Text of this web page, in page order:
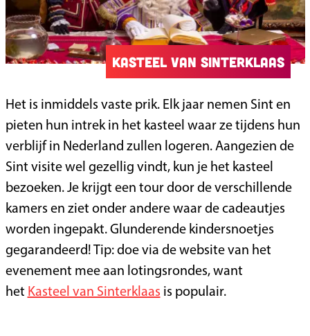
Kasteel van Sinterklaas
Het is inmiddels vaste prik. Elk jaar nemen Sint en
pieten hun intrek in het kasteel waar ze tijdens hun
verblijf in Nederland zullen logeren. Aangezien de
Sint visite wel gezellig vindt, kun je het kasteel
bezoeken. Je krijgt een tour door de verschillende
kamers en ziet onder andere waar de cadeautjes
worden ingepakt. Glunderende kindersnoetjes
gegarandeerd! Tip: doe via de website van het
evenement mee aan lotingsrondes, want
het Kasteel van Sinterklaas is populair.